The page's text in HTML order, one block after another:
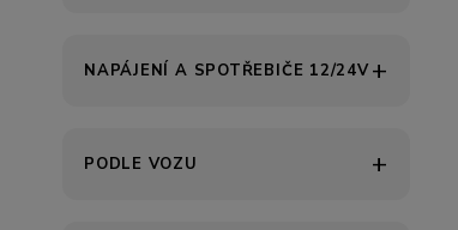
NAPÁJENÍ A SPOTŘEBIČE 12/24V
PODLE VOZU